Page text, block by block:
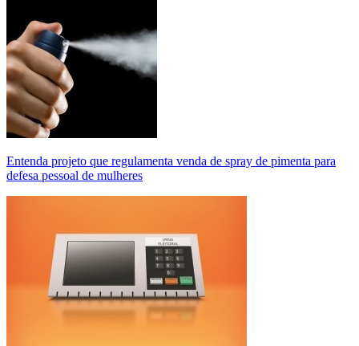
Entenda projeto que regulamenta venda de spray de pimenta para
defesa pessoal de mulheres